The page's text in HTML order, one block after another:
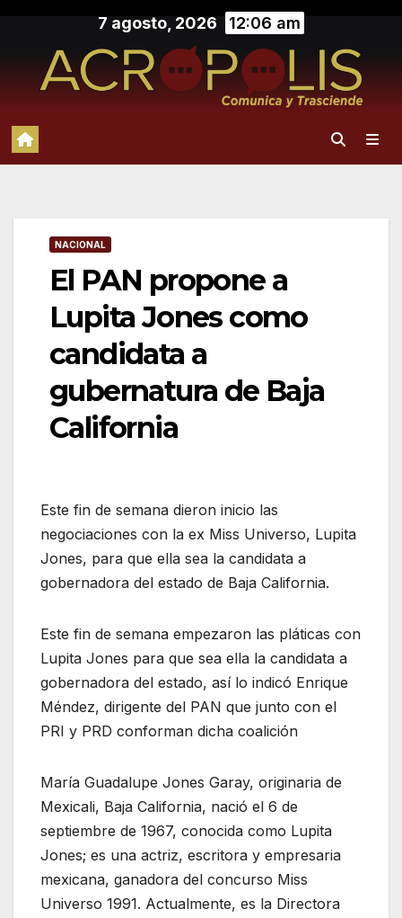
contenido
7 agosto, 2026 12:06 am
NACIONAL
El PAN propone a
Lupita Jones como
candidata a
gubernatura de Baja
California
Este fin de semana dieron inicio las
negociaciones con la ex Miss Universo, Lupita
Jones, para que ella sea la candidata a
gobernadora del estado de Baja California.
Este fin de semana empezaron las pláticas con
Lupita Jones para que sea ella la candidata a
gobernadora del estado, así lo indicó Enrique
Méndez, dirigente del PAN que junto con el
PRI y PRD conforman dicha coalición
María Guadalupe Jones Garay, originaria de
Mexicali, Baja California, nació el 6 de
septiembre de 1967, conocida como Lupita
Jones; es una actriz, escritora y empresaria
mexicana, ganadora del concurso Miss
Universo 1991. Actualmente, es la Directora